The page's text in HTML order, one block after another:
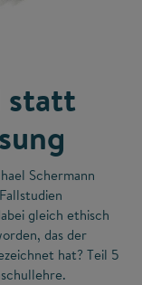
statt
Schermann
gleich ethisch
das der
hat? Teil 5